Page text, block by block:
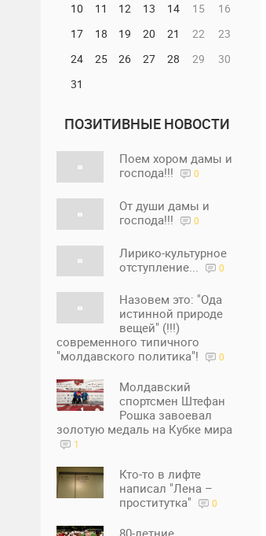
10
11 12 13 14 15
16
17
18 19 20 21 22
23
24
25 26 27 28 29
30
31
ПОЗИТИВНЫЕ НОВОСТИ
Поем хором дамы и
господа!!!
0
От души дамы и
господа!!!
0
Лирико-культурное
отступление...
0
Назовем это: "Ода
истинной природе
вещей" (!!!)
современного типичного
"молдавского политика"!
0
Молдавский
спортсмен Штефан
Рошка завоевал
золотую медаль на Кубке мира
1
Кто-то в лифте
написал "Лена –
проститутка"
0